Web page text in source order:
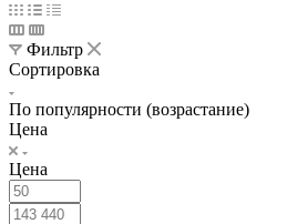
Фильтр
Сортировка
По популярности (возрастание)
Цена
Цена